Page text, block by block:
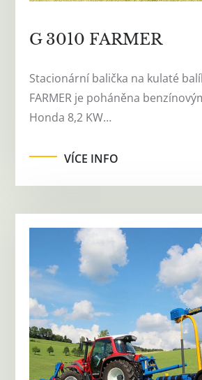
G 3010 FARMER
Stacionární balička na kulaté
FARMER je poháněna
Honda 8,2 KW…
VÍCE INFO